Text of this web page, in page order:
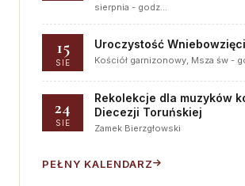
sierpnia - godz…
15
SIE
Uroczystość
Kościół garnizonowy, Msza św -
24
SIE
Rekolekcje dla muzyków
Diecezji Toruńskiej
Zamek Bierzgłowski
PEŁNY KALENDARZ